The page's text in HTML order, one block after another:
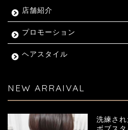
店舗紹介
プロモーション
ヘアスタイル
NEW ARRAIVAL
洗練さ